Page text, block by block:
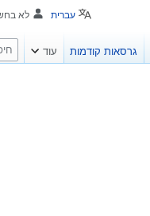
עברית לא
גרסאות קודמות עוד
ח
י